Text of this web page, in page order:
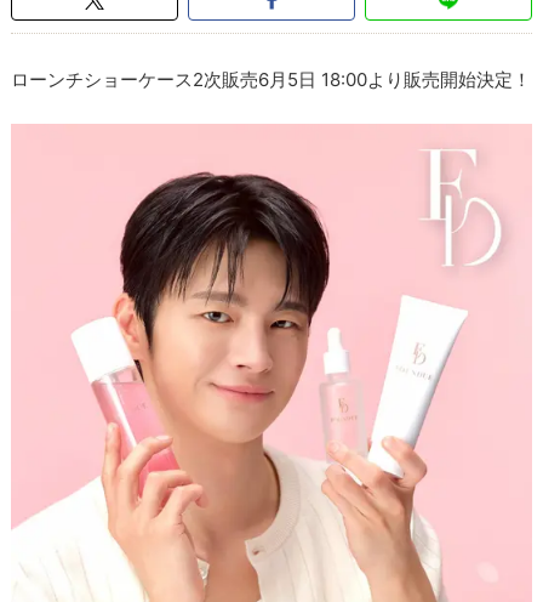
ローンチショーケース2次販売6月5日 18:00より販売開始決定！